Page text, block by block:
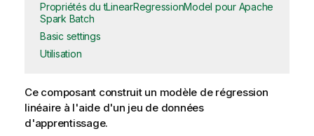
Propriétés du tLinearRegressionModel pour Apache
Spark Batch
Basic settings
Utilisation
Ce composant construit un modèle de régression
linéaire à l'aide d'un jeu de données
d'apprentissage.